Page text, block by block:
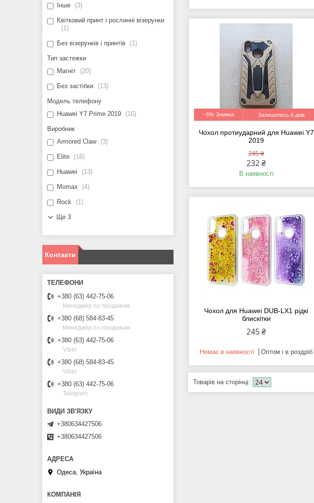
–5% Залишилось 6 днів
Чохол протиударний для Huawei Y7
2019
245 ₴
232 ₴
В наявності
Чохол для Huawei DUB-LX1 рідкі
блискітки
245 ₴
Немає в наявності Оптом і в роздріб
Інше 3
Квітковий принт і рослинні візерунки
1
Без візерунків і принтів 1
Тип застежки
Магніт
20
Без застібки 13
Модель телефону
Huawei Y7 Prime 2019
16
Виробник
Armored Claw
3
Elite 16
Huawei 13
Momax 4
Rock 1
Ще 3
Контакти
+380 (63) 442-75-06
Менеджер по продажам
+380 (68) 584-83-45
Менеджер по продажам
+380 (63) 442-75-06
Viber
+380 (68) 584-83-45
Viber
+380 (63) 442-75-06
Telegram
+380634427506
+380634427506
Одеса, Україна